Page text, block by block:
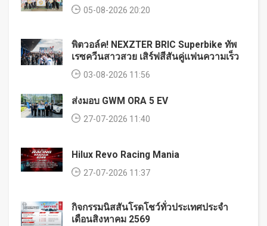
05-08-2026 20:20
พิตวอล์ค! NEXZTER BRIC Superbike ทัพ
เรซควีนสาวสวย เสิร์ฟสีสันคู่แฟนความเร็ว
03-08-2026 11:56
ส่งมอบ GWM ORA 5 EV
27-07-2026 11:40
Hilux Revo Racing Mania
27-07-2026 11:37
กิจกรรมนิสสันโรดโชว์ทั่วประเทศประจำ
เดือนสิงหาคม 2569